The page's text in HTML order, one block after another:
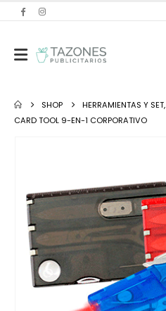
SHOP HERRAMIENTAS Y SET,
CARD TOOL 9-EN-1 CORPORATIVO